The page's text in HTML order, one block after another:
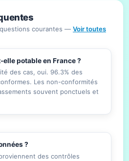
courantes — Voir toutes
potable en France ?
des cas, oui. 96.3% des
Les non-conformités
souvent ponctuels et
?
des contrôles